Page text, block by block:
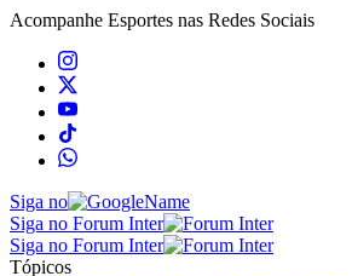
Acompanhe Esportes nas Redes Sociais
Siga no
Siga no Forum Inter
Siga no Forum Inter
Tópicos